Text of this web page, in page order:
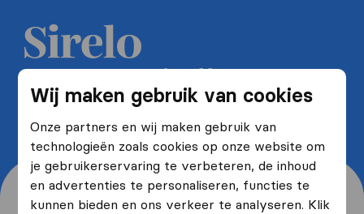
Wij maken gebruik van cookies
Onze partners en wij maken gebruik van
technologieën zoals cookies op onze website om
je gebruikerservaring te verbeteren, de inhoud
en advertenties te personaliseren, functies te
kunnen bieden en ons verkeer te analyseren. Klik
Ontvang 5 gratis offertes van
verhuisbedrijven en bespaar tot
wel 40%